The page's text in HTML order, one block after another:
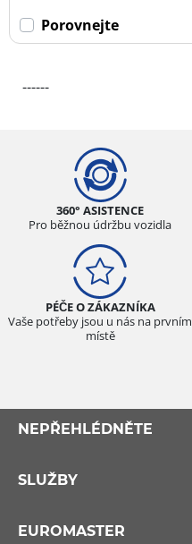
Dojezdové (0)
Ne dojezdové (1)
Porovnejte
------
360° ASISTENCE
Pro běžnou údržbu vozidla
PÉČE O ZÁKAZNÍKA
Vaše potřeby jsou u nás na prvním
místě
NEPŘEHLÉDNĚTE
SLUŽBY
EUROMASTER